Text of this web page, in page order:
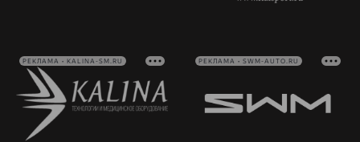
РЕКЛАМА • KALINA-SM.RU РЕКЛАМА • SWM-AUTO.RU